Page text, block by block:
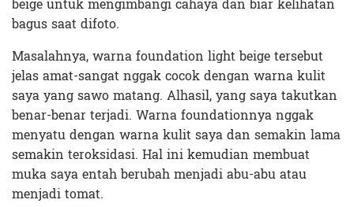
bagus saat difoto.
Masalahnya, warna foundation light beige tersebut
jelas amat-sangat nggak cocok dengan warna kulit
saya yang sawo matang. Alhasil, yang saya takutkan
benar-benar terjadi. Warna foundationnya nggak
menyatu dengan warna kulit saya dan semakin lama
semakin teroksidasi. Hal ini kemudian membuat
muka saya entah berubah menjadi abu-abu atau
menjadi tomat.